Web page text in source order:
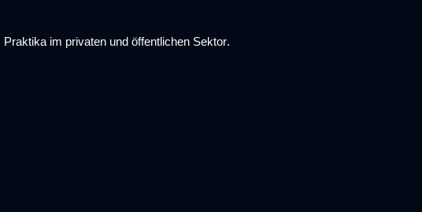
Praktika im privaten und öffentlichen Sektor.